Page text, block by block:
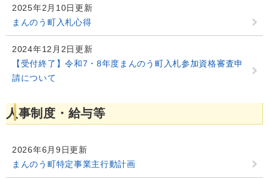
2025年2月10日更新
まんのう町入札心得
2024年12月2日更新
【受付終了】令和7・8年度まんのう町入札参加資格審査申
請について
人事制度・給与等
2026年6月9日更新
まんのう町特定事業主行動計画